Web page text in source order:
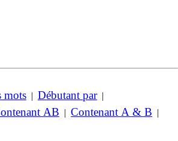
mots | Débutant par|
AB | Contenant A & B |